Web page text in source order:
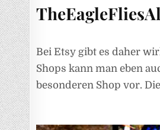
Bei Etsy gibt es daher
Shops kann man eben
besonderen Shop vor.